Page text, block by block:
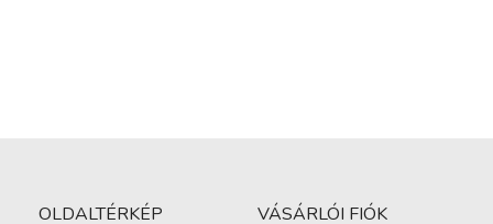
OLDALTÉRKÉP VÁSÁRLÓI FIÓK